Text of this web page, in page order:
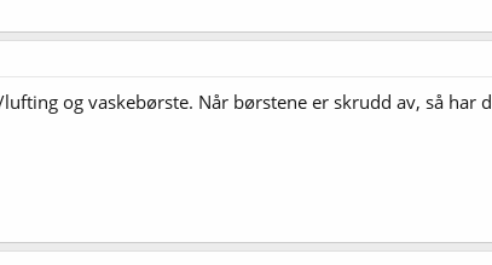
og vaskebørste. Når børstene er skrudd av, så har